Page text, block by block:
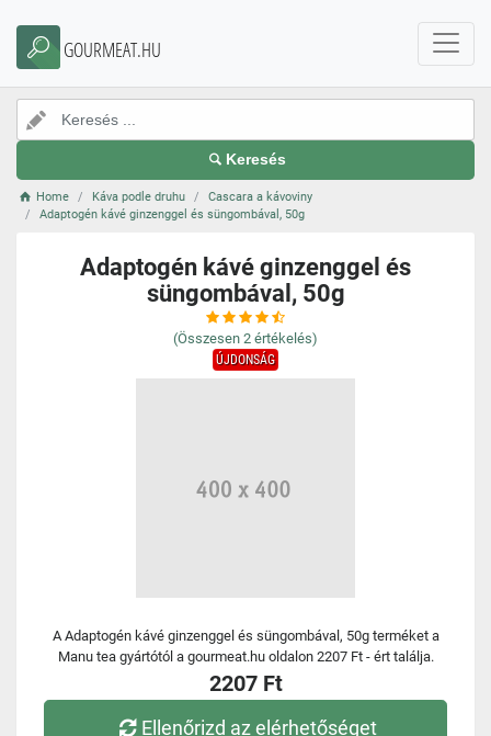
GOURMEAT.HU
Keresés
Home Káva podle druhu
Cascara a kávoviny
Adaptogén kávé ginzenggel és süngombával, 50g
Adaptogén kávé ginzenggel és
süngombával, 50g
(Összesen 2 értékelés)
ÚJDONSÁG
A Adaptogén kávé ginzenggel és süngombával, 50g terméket a
Manu tea gyártótól a gourmeat.hu oldalon 2207 Ft - ért találja.
2207 Ft
Ellenőrizd az elérhetőséget